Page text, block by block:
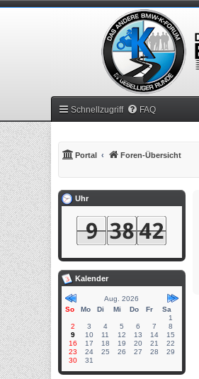
Schnellzugriff FAQ
Portal Foren-Übersicht
Uhr
Kalender
Aug. 2026
So
Mo Di Mi Do Fr
Sa
1
2
3 4 5 6 7
8
9
10 11 12 13 14
15
16
17 18 19 20 21
22
23
24 25 26 27 28
29
30
31